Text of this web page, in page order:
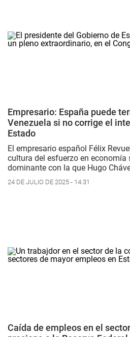
Empresario: España puede
Venezuela si no corrige el
Estado
El empresario español Félix
cultura del esfuerzo en economía
dominante con la que Hugo
24 DE JULIO DE 2025 - 14:31
Caída de empleos en el